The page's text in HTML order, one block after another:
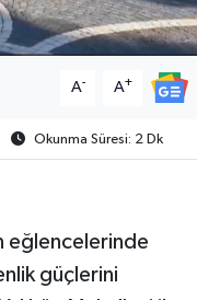
A- A+
Okunma Süresi: 2 Dk
eğlencelerinde
güçlerini